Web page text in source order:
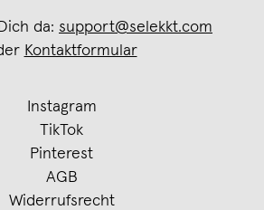
da: support@selekkt.com
Kontaktformular
Instagram
TikTok
Pinterest
AGB
Widerrufsrecht